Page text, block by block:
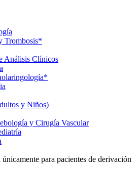
Trombosis*
Análisis Clínicos
y Niños)
y Cirugía Vascular
para pacientes de derivación